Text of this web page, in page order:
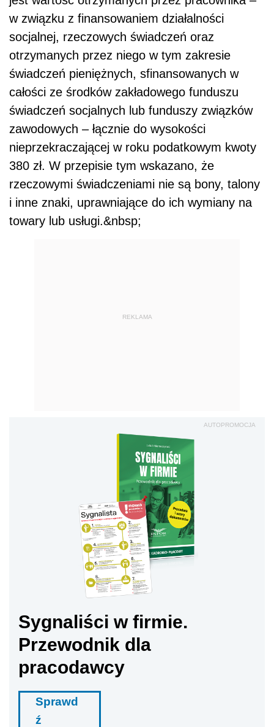
w związku z finansowaniem działalności
socjalnej, rzeczowych świadczeń oraz
otrzymanych przez niego w tym zakresie
świadczeń pieniężnych, sfinansowanych w
całości ze środków zakładowego funduszu
świadczeń socjalnych lub funduszy związków
zawodowych – łącznie do wysokości
nieprzekraczającej w roku podatkowym kwoty
380 zł. W przepisie tym wskazano, że
rzeczowymi świadczeniami nie są bony, talony
i inne znaki, uprawniające do ich wymiany na
towary lub usługi.&nbsp;
REKLAMA
AUTOPROMOCJA
Sygnaliści w firmie.
Przewodnik dla
pracodawcy
Sprawd
ź